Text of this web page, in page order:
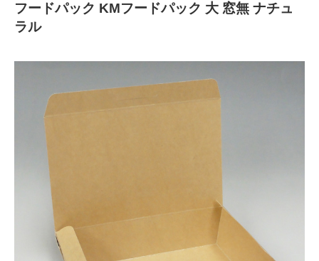
フードパック KMフードパック 大 窓無 ナチュ
ラル